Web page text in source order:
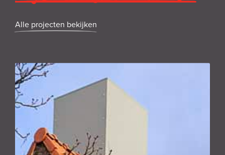
Alle projecten bekijken